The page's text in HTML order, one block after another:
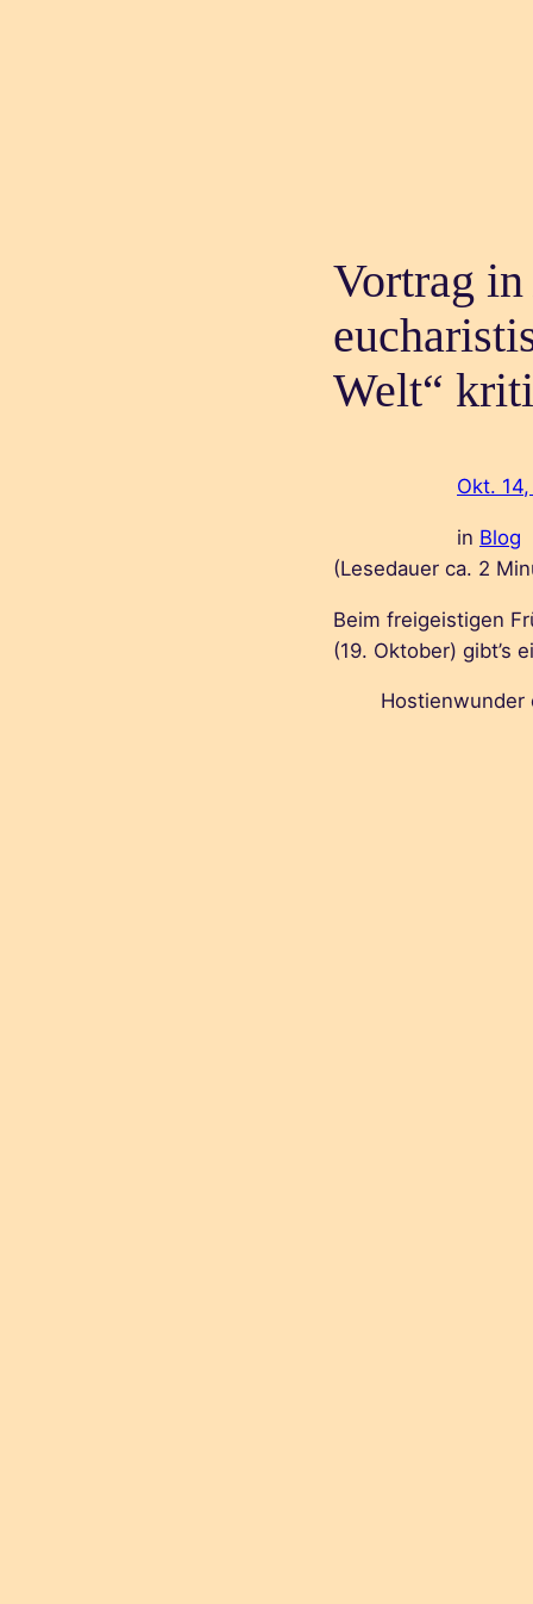
Vortrag
Welt“
Okt.
in Blog
(Lesedauer ca. 2
Beim freigeistigen
(19. Oktober) gibt’s
Hostienwunder